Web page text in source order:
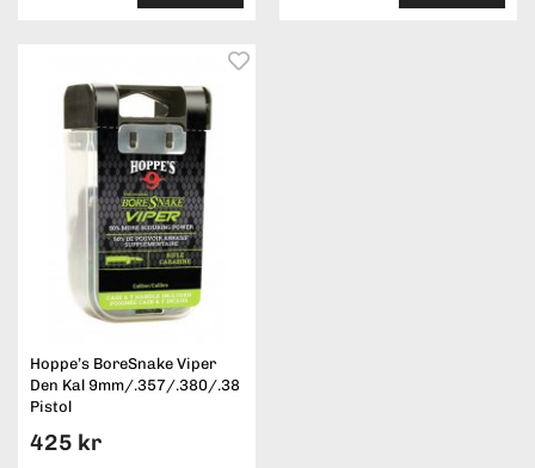
Hoppe’s BoreSnake Viper
Den Kal 9mm/.357/.380/.38
Pistol
425 kr